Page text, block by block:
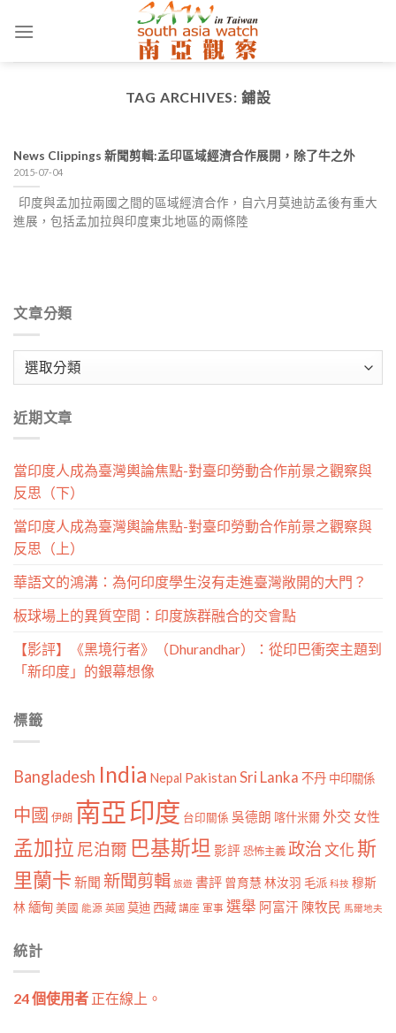
TAG ARCHIVES: 鋪設
News Clippings 新聞剪輯:孟印區域經濟合作展開，除了牛之外
2015-07-04
印度與孟加拉兩國之間的區域經濟合作，自六月莫迪訪孟後有重大
進展，包括孟加拉與印度東北地區的兩條陸
文章分類
類
近期文章
當印度人成為臺灣輿論焦點-對臺印勞動合作前景之觀察與
反思（下）
當印度人成為臺灣輿論焦點-對臺印勞動合作前景之觀察與
反思（上）
華語文的鴻溝：為何印度學生沒有走進臺灣敞開的大門？
板球場上的異質空間：印度族群融合的交會點
【影評】《黑境行者》（Dhurandhar）：從印巴衝突主題到
「新印度」的銀幕想像
標籤
Bangladesh India Nepal Pakistan Sri Lanka 不丹 中印關係
中國 伊朗 南亞印度 台印關係 吳德朗 喀什米爾外交 女性
孟加拉 尼泊爾 巴基斯坦 影評 恐怖主義 政治文化斯
里蘭卡 新聞 新聞剪輯 旅遊 書評 曾育慧 林汝羽 毛派 科技 穆斯
林 緬甸 美國 能源 英國 莫迪 西藏 講座 軍事 選舉 阿富汗 陳牧民 馬爾地夫
統計
24 個使用者 正在線上。